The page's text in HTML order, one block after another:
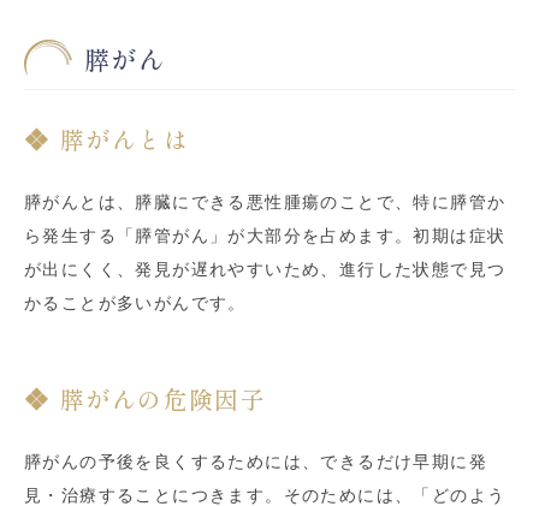
膵がん
膵がんとは
膵がんとは、膵臓にできる悪性腫瘍のことで、特に膵管か
ら発生する「膵管がん」が大部分を占めます。初期は症状
が出にくく、発見が遅れやすいため、進行した状態で見つ
かることが多いがんです。
膵がんの危険因子
膵がんの予後を良くするためには、できるだけ早期に発
見・治療することにつきます。そのためには、「どのよう